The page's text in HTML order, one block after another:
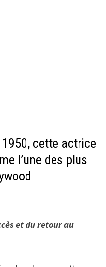
cette actrice
l’une des plus
et du retour au